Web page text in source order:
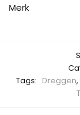
Merk
Tags: Dreggen,